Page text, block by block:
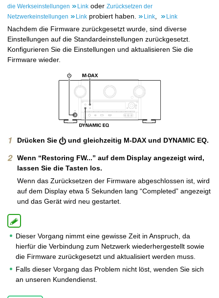
die Werkseinstellungen
Link oder Zurücksetzen der
Netzwerkeinstellungen
Link probiert haben. Link Link
Nachdem die Firmware zurückgesetzt wurde, sind diverse
Einstellungen auf die Standardeinstellungen zurückgesetzt.
Konfigurieren Sie die Einstellungen und aktualisieren Sie die
Firmware wieder.
Drücken Sie und gleichzeitig M-DAX und DYNAMIC EQ.
Wenn “Restoring FW...” auf dem Display angezeigt wird,
lassen Sie die Tasten los.
Wenn das Zurücksetzen der Firmware abgeschlossen ist, wird
auf dem Display etwa 5 Sekunden lang “Completed” angezeigt
und das Gerät wird neu gestartet.
Dieser Vorgang nimmt eine gewisse Zeit in Anspruch, da
hierfür die Verbindung zum Netzwerk wiederhergestellt sowie
die Firmware zurückgesetzt und aktualisiert werden muss.
Falls dieser Vorgang das Problem nicht löst, wenden Sie sich
an unseren Kundendienst.